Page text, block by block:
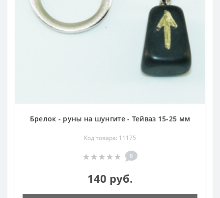
Брелок - руны на шунгите - Тейваз 15-25 мм
Код товара: 11175
0
140 руб.